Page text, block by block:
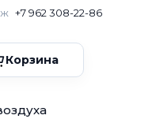
+7 962 308-22-86
Корзина